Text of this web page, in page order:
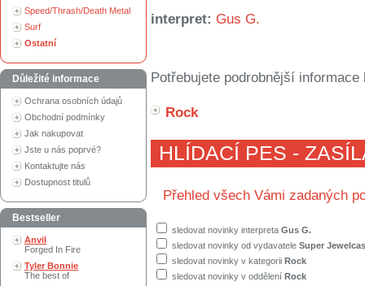
Speed/Thrash/Death Metal
Surf
Ostatní
Důležité informace
Ochrana osobních údajů
Obchodní podmínky
Jak nakupovat
Jste u nás poprvé?
Kontaktujte nás
Dostupnost titulů
Bestseller
Anvil
Forged In Fire
Tyler Bonnie
The best of
interpret: Gus G.
Potřebujete podrobnější
Rock
HLÍDACÍ PES -
Přehled všech Vámi zadaných
sledovat novinky interpreta Gus G.
sledovat novinky od vydavatele Super
sledovat novinky v kategorii Rock
sledovat novinky v oddělení Rock